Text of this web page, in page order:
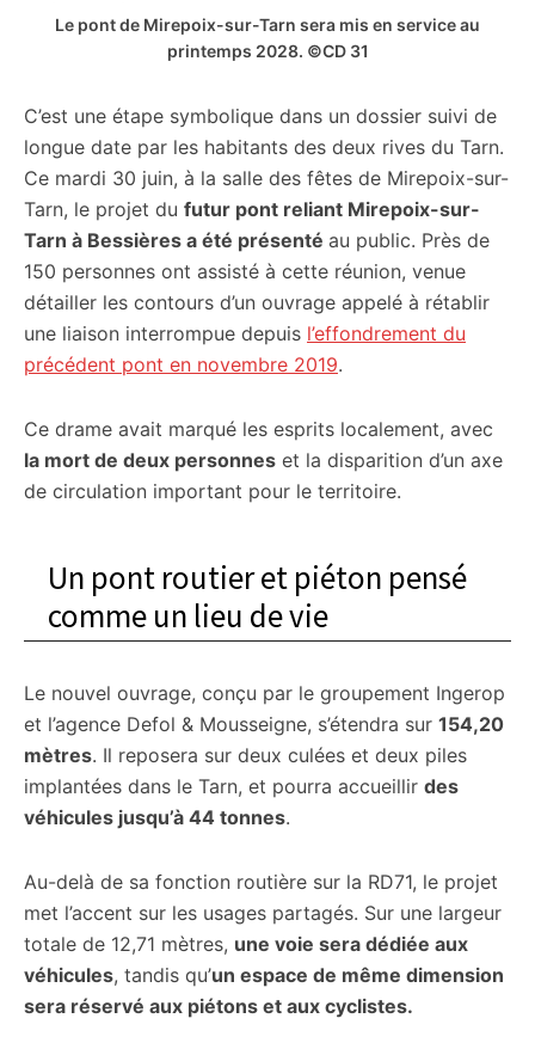
Le pont de Mirepoix-sur-Tarn sera mis en service au
printemps 2028. ©CD 31
C’est une étape symbolique dans un dossier suivi de
longue date par les habitants des deux rives du Tarn.
Ce mardi 30 juin, à la salle des fêtes de Mirepoix-sur-
Tarn, le projet du futur pont reliant Mirepoix-sur-
Tarn à Bessières a été présenté au public. Près de
150 personnes ont assisté à cette réunion, venue
détailler les contours d’un ouvrage appelé à rétablir
une liaison interrompue depuis l’effondrement du
précédent pont en novembre 2019.
Ce drame avait marqué les esprits localement, avec
la mort de deux personnes et la disparition d’un axe
de circulation important pour le territoire.
Un pont routier et piéton pensé
comme un lieu de vie
Le nouvel ouvrage, conçu par le groupement Ingerop
et l’agence Defol & Mousseigne, s’étendra sur 154,20
mètres. Il reposera sur deux culées et deux piles
implantées dans le Tarn, et pourra accueillir des
véhicules jusqu’à 44 tonnes.
Au-delà de sa fonction routière sur la RD71, le projet
met l’accent sur les usages partagés. Sur une largeur
totale de 12,71 mètres, une voie sera dédiée aux
véhicules, tandis qu’un espace de même dimension
sera réservé aux piétons et aux cyclistes.